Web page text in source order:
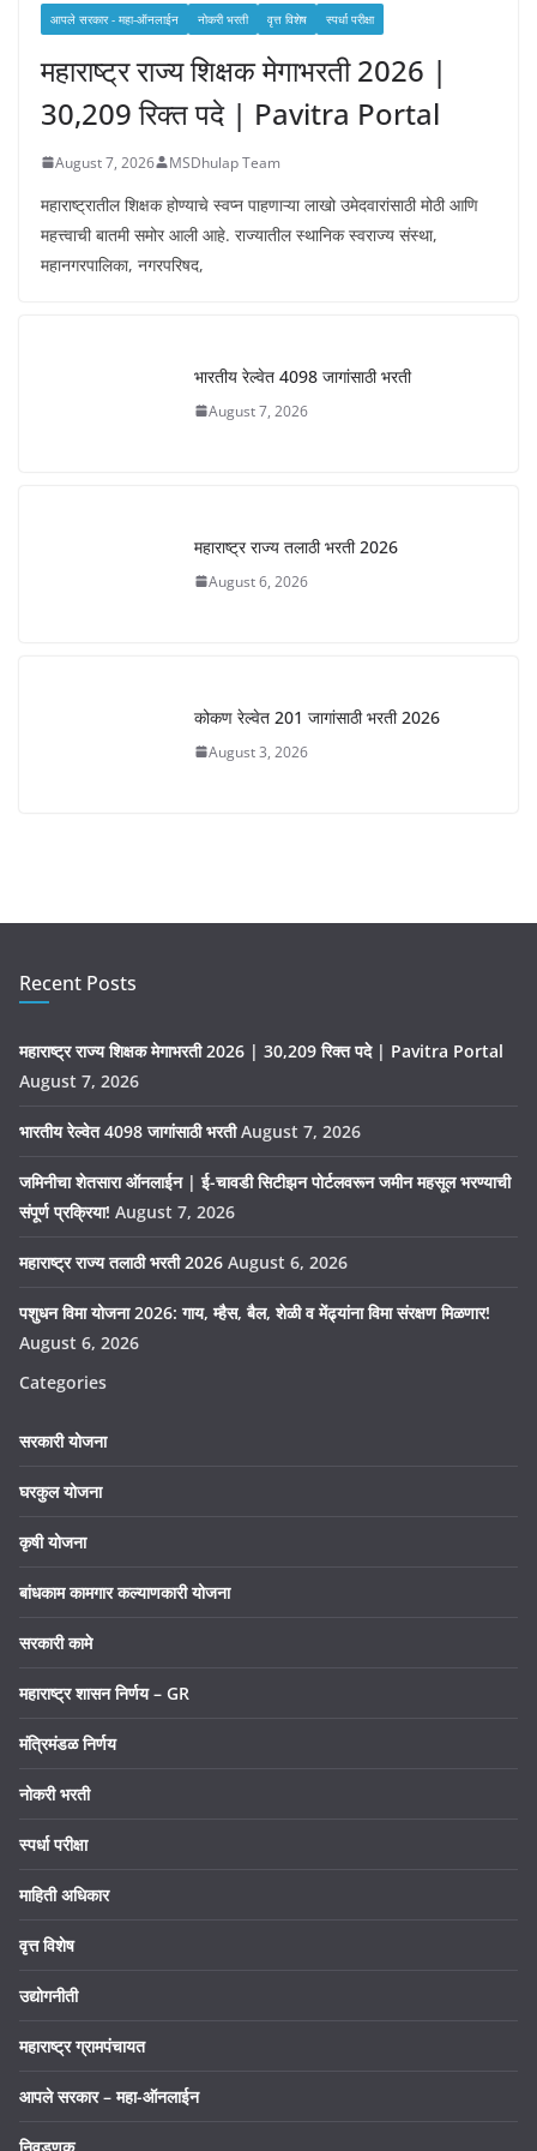
आपले सरकार - महा-ऑनलाईन नोकरी भरती वृत्त विशेष स्पर्धा परीक्षा
महाराष्ट्र राज्य शिक्षक मेगाभरती 2026 |
30,209 रिक्त पदे | Pavitra Portal
August 7, 2026 MSDhulap Team
महाराष्ट्रातील शिक्षक होण्याचे स्वप्न पाहणाऱ्या लाखो उमेदवारांसाठी मोठी आणि
महत्त्वाची बातमी समोर आली आहे. राज्यातील स्थानिक स्वराज्य संस्था,
महानगरपालिका, नगरपरिषद,
भारतीय रेल्वेत 4098 जागांसाठी भरती
August 7, 2026
महाराष्ट्र राज्य तलाठी भरती 2026
August 6, 2026
कोकण रेल्वेत 201 जागांसाठी भरती 2026
August 3, 2026
Recent Posts
महाराष्ट्र राज्य शिक्षक मेगाभरती 2026 | 30,209 रिक्त पदे | Pavitra Portal
August 7, 2026
भारतीय रेल्वेत 4098 जागांसाठी भरती August 7, 2026
जमिनीचा शेतसारा ऑनलाईन | ई-चावडी सिटीझन पोर्टलवरून जमीन महसूल भरण्याची
संपूर्ण प्रक्रिया! August 7, 2026
महाराष्ट्र राज्य तलाठी भरती 2026 August 6, 2026
पशुधन विमा योजना 2026: गाय, म्हैस, बैल, शेळी व मेंढ्यांना विमा संरक्षण मिळणार!
August 6, 2026
Categories
सरकारी योजना
घरकुल योजना
कृषी योजना
बांधकाम कामगार कल्याणकारी योजना
सरकारी कामे
महाराष्ट्र शासन निर्णय – GR
मंत्रिमंडळ निर्णय
नोकरी भरती
स्पर्धा परीक्षा
माहिती अधिकार
वृत्त विशेष
उद्योगनीती
महाराष्ट्र ग्रामपंचायत
आपले सरकार – महा-ऑनलाईन